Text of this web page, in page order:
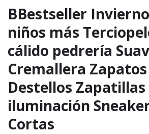
BBestseller
niños más
cálido pedrería
Cremallera Zapatos
Destellos Zapatillas
iluminación
Cortas